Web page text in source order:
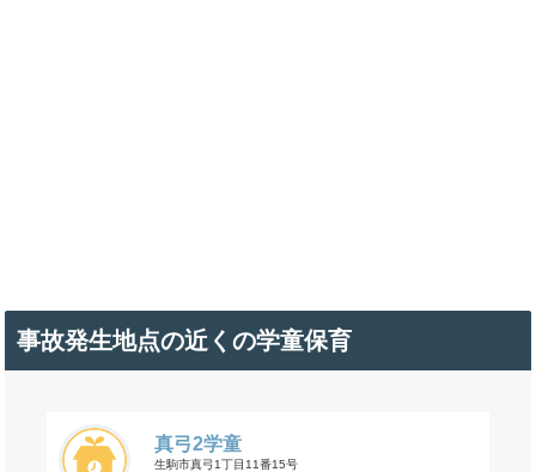
事故発生地点の近くの学童保育
真弓2学童
生駒市真弓1丁目11番15号